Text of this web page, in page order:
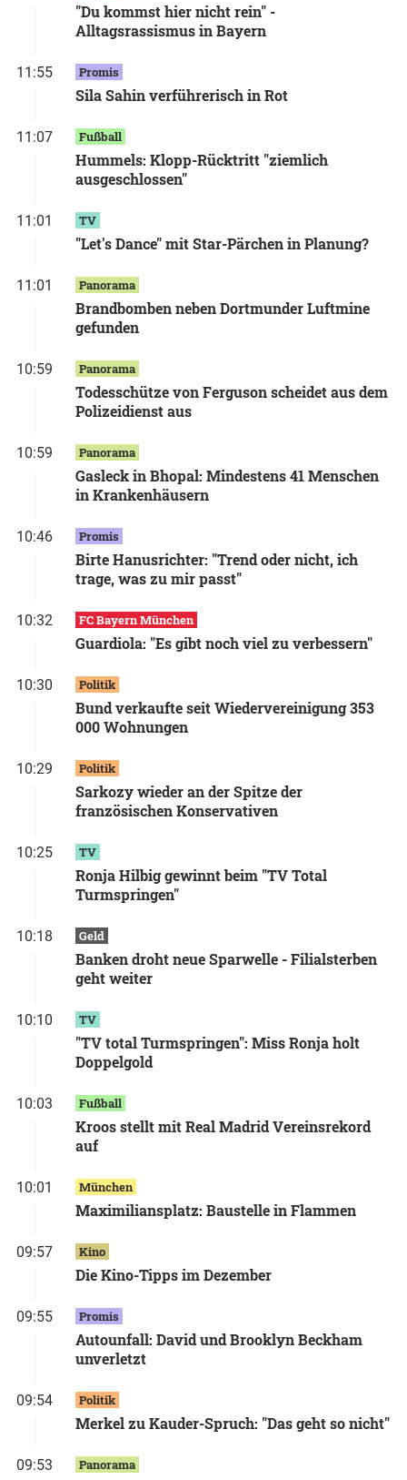
"Du kommst hier nicht rein" -
Alltagsrassismus in Bayern
11:55 Promis
Sila Sahin verführerisch in Rot
11:07 Fußball
Hummels: Klopp-Rücktritt "ziemlich
ausgeschlossen"
11:01 TV
"Let's Dance" mit Star-Pärchen in Planung?
11:01 Panorama
Brandbomben neben Dortmunder Luftmine
gefunden
10:59 Panorama
Todesschütze von Ferguson scheidet aus dem
Polizeidienst aus
10:59 Panorama
Gasleck in Bhopal: Mindestens 41 Menschen
in Krankenhäusern
10:46 Promis
Birte Hanusrichter: "Trend oder nicht, ich
trage, was zu mir passt"
10:32 FC Bayern München
Guardiola: "Es gibt noch viel zu verbessern"
10:30 Politik
Bund verkaufte seit Wiedervereinigung 353
000 Wohnungen
10:29 Politik
Sarkozy wieder an der Spitze der
französischen Konservativen
10:25 TV
Ronja Hilbig gewinnt beim "TV Total
Turmspringen"
10:18 Geld
Banken droht neue Sparwelle - Filialsterben
geht weiter
10:10 TV
"TV total Turmspringen": Miss Ronja holt
Doppelgold
10:03 Fußball
Kroos stellt mit Real Madrid Vereinsrekord
auf
10:01 München
Maximiliansplatz: Baustelle in Flammen
09:57 Kino
Die Kino-Tipps im Dezember
09:55 Promis
Autounfall: David und Brooklyn Beckham
unverletzt
09:54 Politik
Merkel zu Kauder-Spruch: "Das geht so nicht"
09:53 Panorama